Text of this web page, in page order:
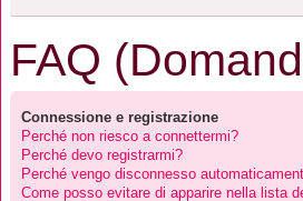
FAQ
Connessione e registrazione
Perché non riesco a connettermi?
Perché devo registrarmi?
Perché vengo disconnesso
Come posso evitare di apparire nella lista